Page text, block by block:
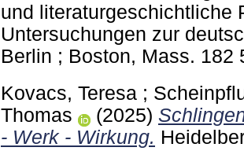
und literaturgeschichtliche
Untersuchungen zur
Berlin ; Boston, Mass. 182
Kovacs, Teresa ;
Thomas
(2025)
- Werk - Wirkung.